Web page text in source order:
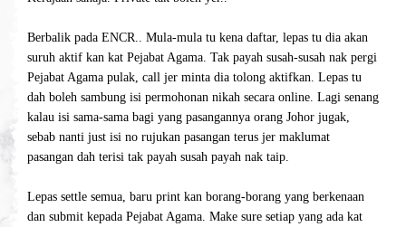
Berbalik pada ENCR.. Mula-mula tu kena daftar, lepas tu dia akan
suruh aktif kan kat Pejabat Agama. Tak payah susah-susah nak pergi
Pejabat Agama pulak, call jer minta dia tolong aktifkan. Lepas tu
dah boleh sambung isi permohonan nikah secara online. Lagi senang
kalau isi sama-sama bagi yang pasangannya orang Johor jugak,
sebab nanti just isi no rujukan pasangan terus jer maklumat
pasangan dah terisi tak payah susah payah nak taip.
Lepas settle semua, baru print kan borang-borang yang berkenaan
dan submit kepada Pejabat Agama. Make sure setiap yang ada kat